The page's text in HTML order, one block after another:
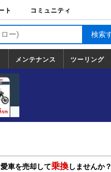
ト コミュニティ
メンテナンス ツーリング
愛車を売却して乗換しませんか？